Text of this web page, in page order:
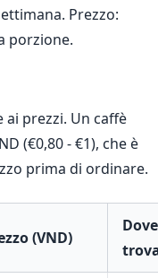
Prezzo:
porzione.
prezzi. Un caffè
(€0,80 - €1), che è
prima di ordinare.
(VND)
Dove